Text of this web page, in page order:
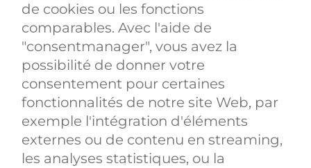
de cookies ou les fonctions
comparables. Avec l'aide de
"consentmanager", vous avez la
possibilité de donner votre
consentement pour certaines
fonctionnalités de notre site Web, par
exemple l'intégration d'éléments
externes ou de contenu en streaming,
les analyses statistiques, ou la